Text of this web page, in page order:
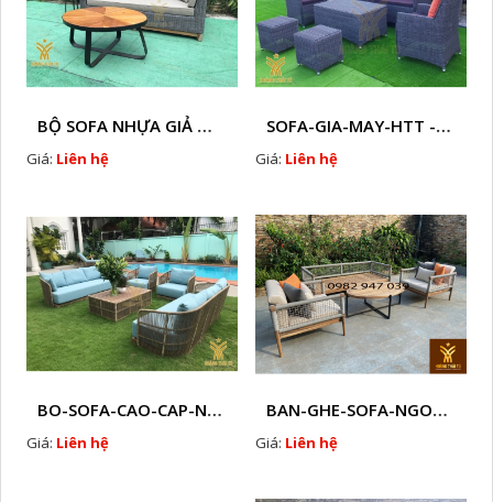
BỘ SOFA NHỰA GIẢ MÂY HTT - S86
Giá: Liên hệ
SOFA-GIA-MAY-HTT - S61 COPY
Giá: Liên hệ
BO-SOFA-CAO-CAP-NHUA-GIA-MAY-HTT - S88
Giá: Liên hệ
BAN-GHE-SOFA-NGOAI-TROI-GIA-MAY-KN12
Giá: Liên hệ